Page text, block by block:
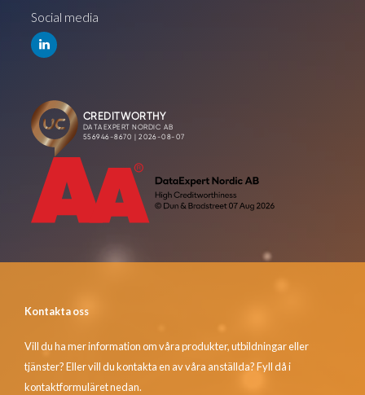
Social media
Kontakta oss
Vill du ha mer information om våra produkter, utbildningar eller
tjänster? Eller vill du kontakta en av våra anställda? Fyll då i
kontaktformuläret nedan.